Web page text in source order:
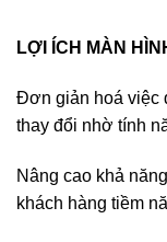
LỢI ÍCH MÀN
Đơn giản hoá việc
thay đổi nhờ tính
Nâng cao khả
khách hàng tiềm